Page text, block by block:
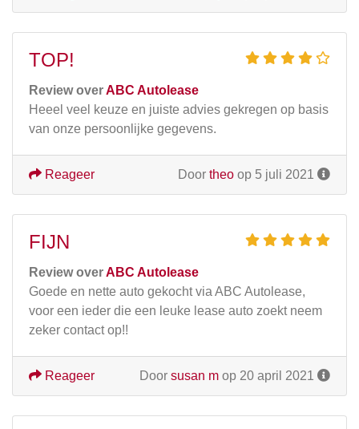
TOP!
Review overABC Autolease
Heeel veel keuze en juiste advies gekregen op basis
van onze persoonlijke gegevens.
Door theo op 5 juli 2021
Reageer
FIJN
Review overABC Autolease
Goede en nette auto gekocht via ABC Autolease,
voor een ieder die een leuke lease auto zoekt neem
zeker contact op!!
Door susan m op 20 april 2021
Reageer